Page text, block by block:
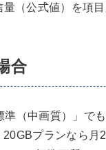
（公式値）を項目
合
（中画質）」で
プランなら月